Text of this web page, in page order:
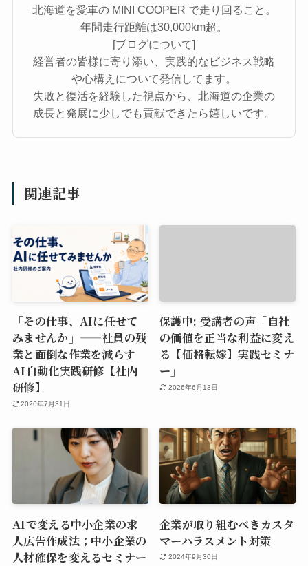
北海道を愛車の MINI COOPER で走り回ること。
年間走行距離は30,000km超。
[ブログについて]
経営者の皆様に寄り添い、実践的なビジネス戦略
や心構えについて発信してます。
失敗と復活を経験した視点から、北海道の企業の
成長と発展に少しでも貢献できたら嬉しいです。
関連記事
「その仕事、AIに任せて
みませんか」——社員の残
業と面倒な作業を減らす
AI自動化実践研修【社内
研修】
2026年7月31日
保護中: 受講者の声「自社
の価値を正当な利益に変え
る【価格転嫁】実践セミナ
ー」
2026年6月13日
AIで変える中小企業の求
人広告作成法；中小企業の
人材確保を変えるセミナー
企業が取り組むべきカスタ
マーハラスメント対策
2024年9月30日